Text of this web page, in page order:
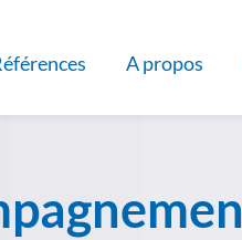
A propos